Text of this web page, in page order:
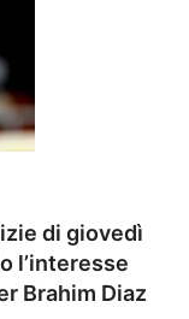
di giovedì
l’interesse
Brahim Diaz